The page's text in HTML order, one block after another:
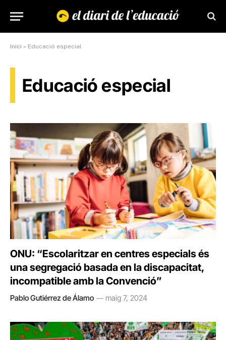
Inici » Educació especial
Educació especial
ONU: “Escolaritzar en centres especials és
una segregació basada en la discapacitat,
incompatible amb la Convenció”
Pablo Gutiérrez de Álamo maig 7, 2024